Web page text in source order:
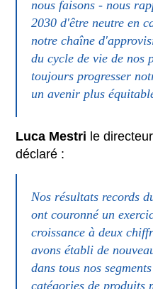
nous faisons - nous
2030 d'être neutre en
notre chaîne
du cycle de vie de nos
toujours progresser
un avenir plus
Luca Mestri le
déclaré :
Nos résultats records
ont couronné un
croissance à deux
avons établi de
dans tous nos
catégories de produits